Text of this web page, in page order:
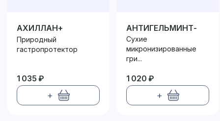
АХИЛЛАН+
Природный
гастропротектор
1 035 ₽
+
АНТИГЕЛЬМИНТ-
БИО
Сухие
микронизированные
гри...
1 020 ₽
+